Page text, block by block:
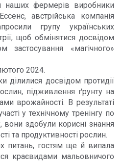
наших фермерів виробники
австрійська компанія
групу українських
щоб обмінятися досвідом
застосування «магічного»
2024.
ділилися досвідом протидії
підживлення ґрунту на
врожайності. В результаті
у технічному тренінгу по
здобули корисні знання
та продуктивності рослин.
питань, гостям ще й випала
краєвидами мальовничого